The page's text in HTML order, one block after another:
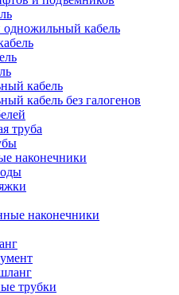
кабель
кабель
кабель без галогенов
труба
наконечники
наконечники
трубки